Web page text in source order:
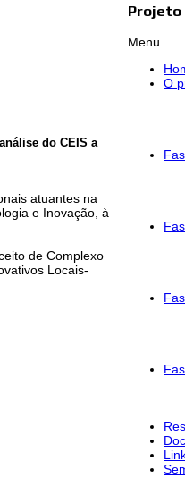
do CEIS a
atuantes na
e Inovação, à
de Complexo
Locais-
Projeto
Menu
O